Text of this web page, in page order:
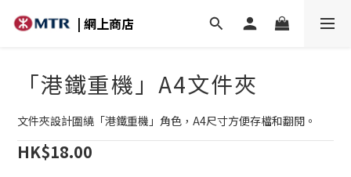
| 網上商店
「港鐵重機」A4文件夾
文件夾設計圍繞「港鐵重機」角色，A4尺寸方便存檔和翻閱。
HK$18.00